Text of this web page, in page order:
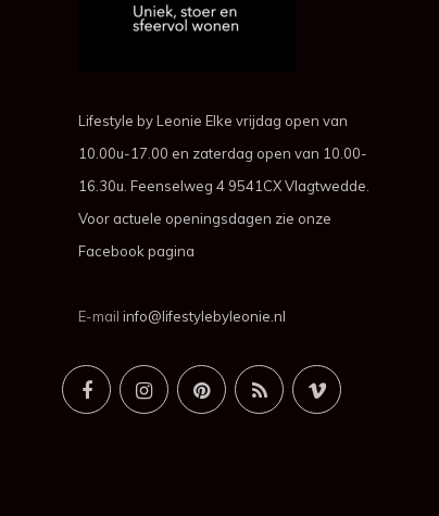
Lifestyle by Leonie Elke vrijdag open van
10.00u-17.00 en zaterdag open van 10.00-
16.30u. Feenselweg 4 9541CX Vlagtwedde.
Voor actuele openingsdagen zie onze
Facebook pagina
E-mail info@lifestylebyleonie.nl